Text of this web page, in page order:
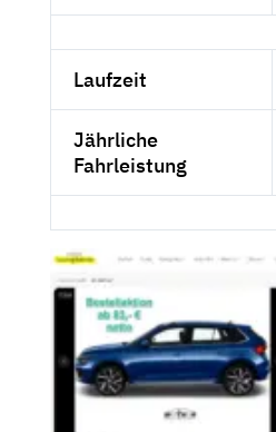
Laufzeit
Jährliche
Fahrleistung